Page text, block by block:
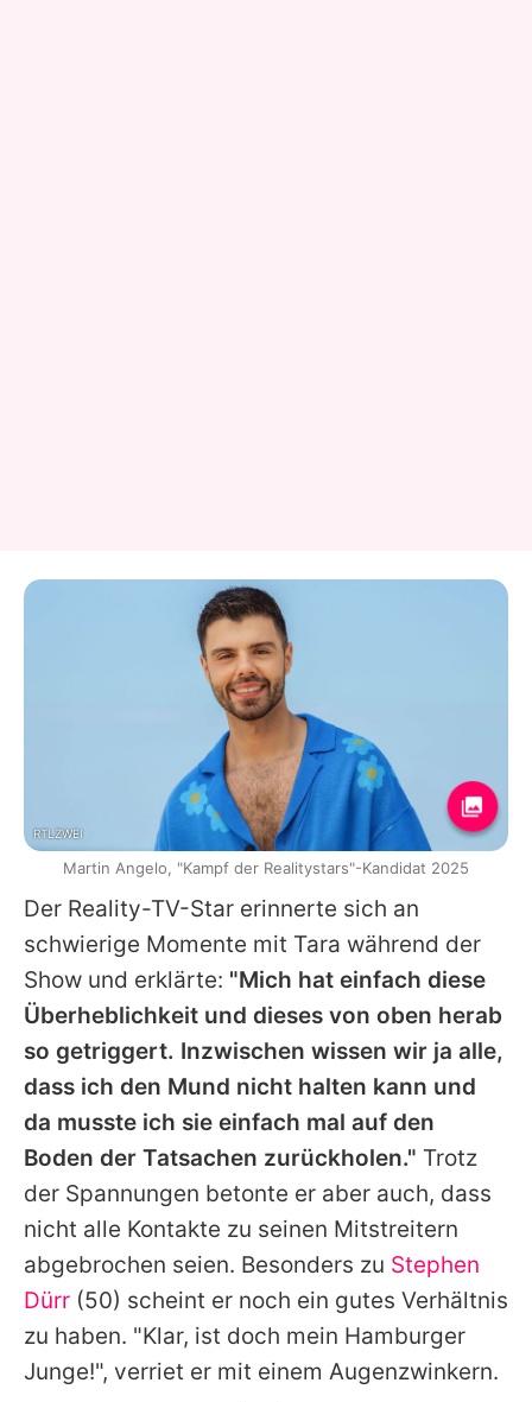
Der Reality-TV-Star erinnerte sich an
schwierige Momente mit Tara während der
Show und erklärte: "Mich hat einfach diese
Überheblichkeit und dieses von oben herab
so getriggert. Inzwischen wissen wir ja alle,
dass ich den Mund nicht halten kann und
da musste ich sie einfach mal auf den
Boden der Tatsachen zurückholen." Trotz
der Spannungen betonte er aber auch, dass
nicht alle Kontakte zu seinen Mitstreitern
abgebrochen seien. Besonders zu Stephen
Dürr (50) scheint er noch ein gutes Verhältnis
zu haben. "Klar, ist doch mein Hamburger
Junge!", verriet er mit einem Augenzwinkern.
RTLZWEI
Martin Angelo, "Kampf der Realitystars"-Kandidat 2025